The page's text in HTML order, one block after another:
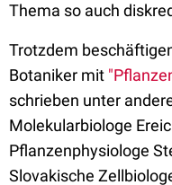
Thema so auch
Trotzdem
Botaniker mit
schrieben unter
Molekularbiologe
Pflanzenphysiologe
Slovakische